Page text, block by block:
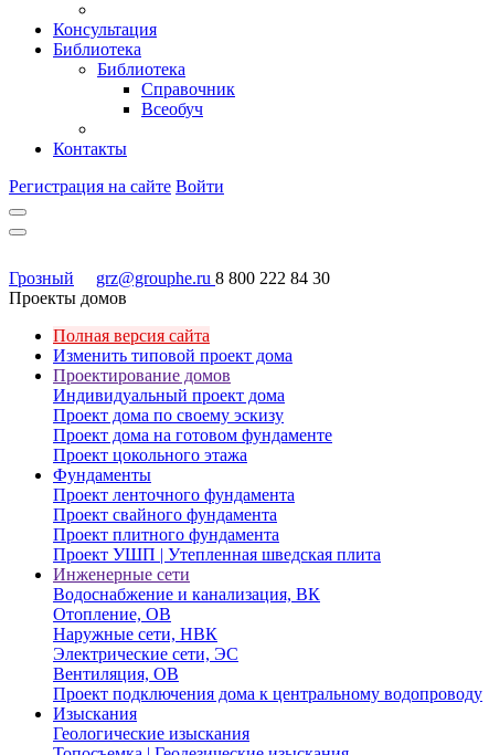
Консультация
Библиотека
Библиотека
Справочник
Всеобуч
Контакты
Регистрация на сайте Войти
Грозный grz@grouphe.ru 8 800 222 84 30
Проекты домов
Полная версия сайта
Изменить типовой проект дома
Проектирование домов
Индивидуальный проект дома
Проект дома по своему эскизу
Проект дома на готовом фундаменте
Проект цокольного этажа
Фундаменты
Проект ленточного фундамента
Проект свайного фундамента
Проект плитного фундамента
Проект УШП | Утепленная шведская плита
Инженерные сети
Водоснабжение и канализация, ВК
Отопление, ОВ
Наружные сети, НВК
Электрические сети, ЭС
Вентиляция, ОВ
Проект подключения дома к центральному водопроводу
Изыскания
Геологические изыскания